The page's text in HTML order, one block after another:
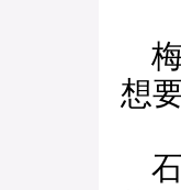
梅
想
石